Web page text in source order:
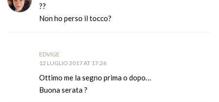
??
Non ho perso il tocco?
EDVIGE
12 LUGLIO 2017 AT 17:26
Ottimo me la segno prima o dopo…
Buona serata ?